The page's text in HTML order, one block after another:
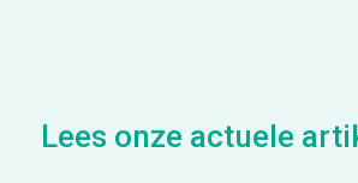
Lees onze actuele